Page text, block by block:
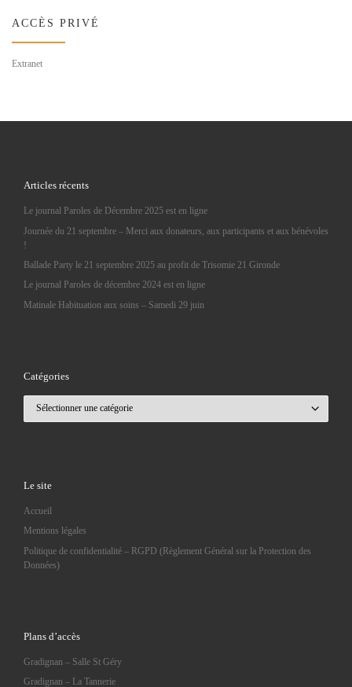
ACCÈS PRIVÉ
Extranet
Articles récents
Le journal Paroles de Décembre 2025 est en ligne
Journée du 21 septembre – Merci aux donateurs, aux participants et aux bénévoles
!
Ballade Party le 21 septembre 2025 au profit de Trisomie 21 Gironde
Le journal Paroles de décembre 2024 est en ligne
Matinale Habituation aux soins – Samedi 29 juin
Catégories
Le site
Accueil
Mentions légales
Politique de confidentialité – RGPD (Règlement Général sur la Protection des
Données)
Plans d’accès
Gradignan – Salle St Géry
Gradignan – La Tannerie